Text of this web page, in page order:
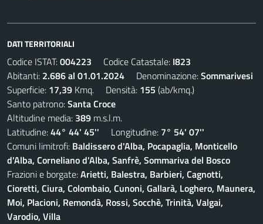
DATI TERRITORIALI
Codice ISTAT:004223 Codice Catastale: I823
Abitanti: 2.686 al 01.01.2024 Denominazione:Sommarivesi
Superficie: 17,39 Kmq. Densità: 155 (ab/kmq.)
Santo patrono:Santa Croce
Altitudine media: 389 m.s.l.m.
Latitudine:44° 44' 45'' Longitudine: 7° 54' 07''
Comuni limitrofi: Baldissero d'Alba, Pocapaglia, Monticello
d'Alba, Corneliano d'Alba, Sanfrè, Sommariva del Bosco
Frazioni e borgate:Arietti, Balestra, Barbieri, Cagnotti,
Cioretti, Ciura, Colombaio, Cunoni, Gallarà, Loghero, Maunera,
Moi, Placioni, Remondà, Rossi, Socchè, Trinità, Valgai,
Varodio, Villa